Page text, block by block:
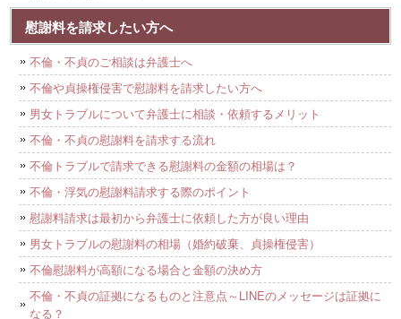
慰謝料を請求したい方へ
不倫・不貞のご相談は弁護士へ
不倫や貞操権侵害で慰謝料を請求したい方へ
男女トラブルについて弁護士に相談・依頼するメリット
不倫・不貞の慰謝料を請求する流れ
不倫トラブルで請求できる慰謝料の金額の相場は？
不倫・浮気の慰謝料請求する際のポイント
慰謝料請求は最初から弁護士に依頼した方が良い理由
男女トラブルの慰謝料の相場（婚約破棄、貞操権侵害）
不倫慰謝料が高額になる場合と金額の決め方
不倫・不貞の証拠になるものと注意点～LINEのメッセージは証拠に
なる？